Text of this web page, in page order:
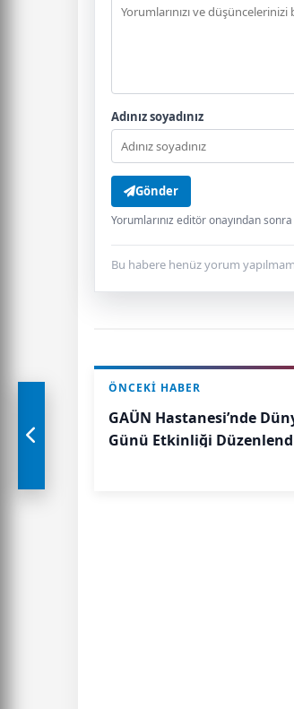
Adınız soyadınız
Gönder
Yorumlarınız editör onayından sonra
Bu habere henüz yorum
ÖNCEKI HABER
GAÜN Hastanesi’nde
Günü Etkinliği